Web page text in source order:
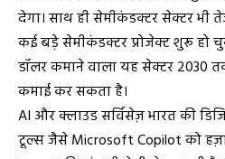
देगा। साथ ही सेमीकंडक्टर सेक्टर भी
कई बड़े सेमीकंडक्टर प्रोजेक्ट शुरू हो
डॉलर कमाने वाला यह सेक्टर 2030
कमाई कर सकता है।
AI और क्लाउड सर्विसेज़ भारत की
टूल्स जैसे Microsoft Copilot को